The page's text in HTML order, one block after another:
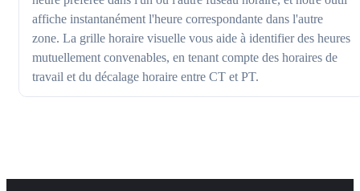
affiche instantanément l'heure correspondante dans l'autre
zone. La grille horaire visuelle vous aide à identifier des heures
mutuellement convenables, en tenant compte des horaires de
travail et du décalage horaire entre CT et PT.